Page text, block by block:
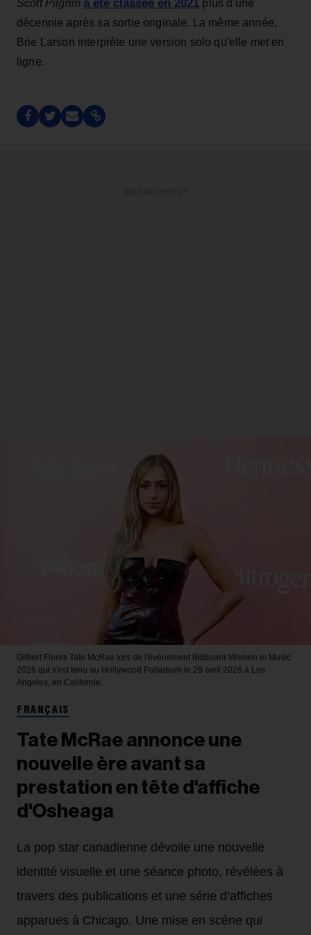
Scott Pilgrim a été classée en 2021 plus d'une
décennie après sa sortie originale. La même année,
Brie Larson interprète une version solo qu'elle met en
ligne.
Gilbert Flores Tate McRae lors de l'événement Billboard Women in Music
2026 qui s'est tenu au Hollywood Palladium le 29 avril 2026 à Los
Angeles, en Californie.
FRANÇAIS
Tate McRae annonce une
nouvelle ère avant sa
prestation en tête d'affiche
d'Osheaga
La pop star canadienne dévoile une nouvelle
identité visuelle et une séance photo, révélées à
travers des publications et une série d’affiches
apparues à Chicago. Une mise en scène qui